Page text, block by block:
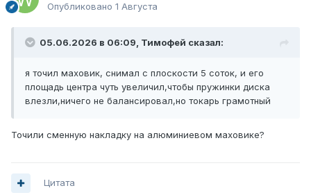
Опубликовано 1 Августа
05.06.2026 в 06:09, Тимофей сказал:
я точил маховик, снимал с плоскости 5 соток, и его
площадь центра чуть увеличил,чтобы пружинки диска
влезли,ничего не балансировал,но токарь грамотный
Точили сменную накладку на алюминиевом маховике?
Цитата